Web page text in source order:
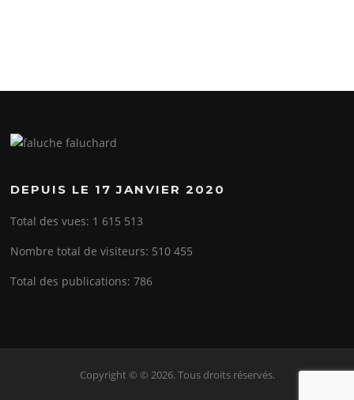
DEPUIS LE 17 JANVIER 2020
Total des vues: 1 615 513
Nombre total de visiteurs: 510 455
Total des publications:786
Copyright © © 2026. Tous droits réservés.